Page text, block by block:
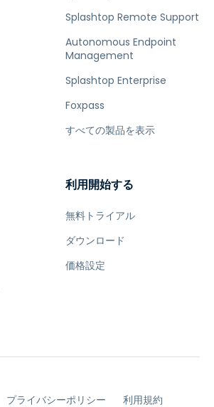
Splashtop Remote Support
Autonomous Endpoint
Management
Splashtop Enterprise
Foxpass
すべての製品を表示
利用開始する
無料トライアル
ダウンロード
価格設定
プライバシーポリシー 利用規約